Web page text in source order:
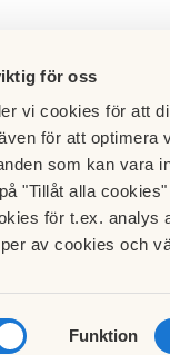
för oss
vi cookies för att
för att optimera
som kan vara
"Tillåt alla
för t.ex. analys
av cookies och
Funktion